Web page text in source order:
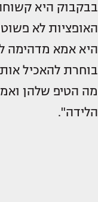
בבקבוק היא
האופציות לא
היא אמא מדהימה
בוחרת להאכיל
מה הטיפ שלהן
הלידה".